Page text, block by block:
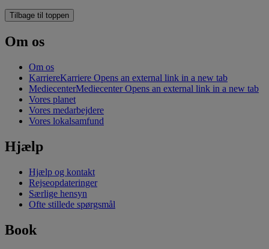
Tilbage til toppen
Om os
Om os
KarriereKarriere Opens an external link in a new tab
MediecenterMediecenter Opens an external link in a new tab
Vores planet
Vores medarbejdere
Vores lokalsamfund
Hjælp
Hjælp og kontakt
Rejseopdateringer
Særlige hensyn
Ofte stillede spørgsmål
Book